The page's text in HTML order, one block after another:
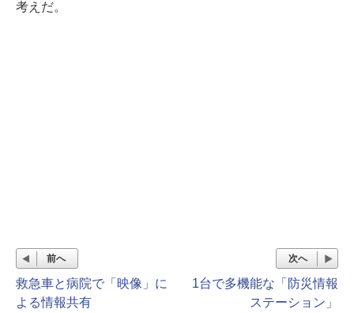
考えだ。
前へ
救急車と病院で「映像」に
よる情報共有
次へ
1台で多機能な「防災情報
ステーション」